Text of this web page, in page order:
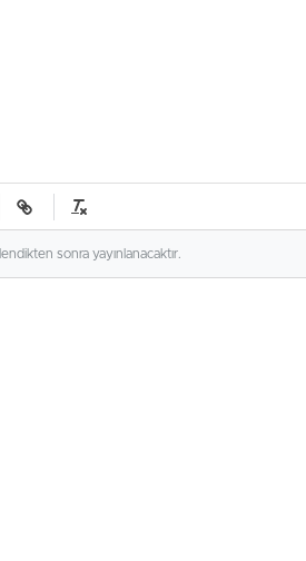
sonra yayınlanacaktır.